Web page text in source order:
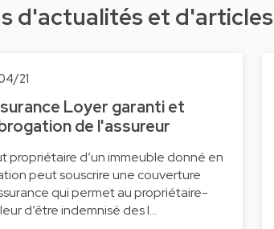
d'actualités et d'articles
21
Loyer garanti et
de l'assureur
propriétaire d’un immeuble donné en
peut souscrire une couverture
qui permet au propriétaire-
d’être indemnisé des l…